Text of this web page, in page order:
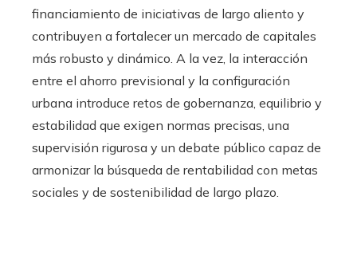
financiamiento de iniciativas de largo aliento y
contribuyen a fortalecer un mercado de capitales
más robusto y dinámico. A la vez, la interacción
entre el ahorro previsional y la configuración
urbana introduce retos de gobernanza, equilibrio y
estabilidad que exigen normas precisas, una
supervisión rigurosa y un debate público capaz de
armonizar la búsqueda de rentabilidad con metas
sociales y de sostenibilidad de largo plazo.